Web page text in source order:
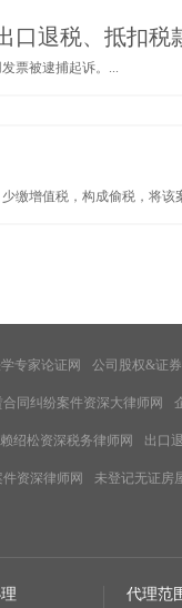
口退税、抵扣税
票被逮捕起诉。...
缴增值税，构成偷税，将该
专家论证网 公司股权&证
同纠纷案件资深大律师网
赖绍松资深税务律师网 出口
资深律师网 未登记无证房
代理范